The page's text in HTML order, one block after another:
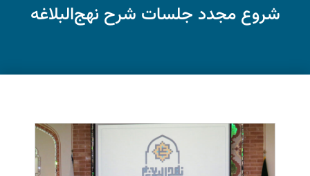
شروع مجدد جلسات شرح نهج‌البلاغه